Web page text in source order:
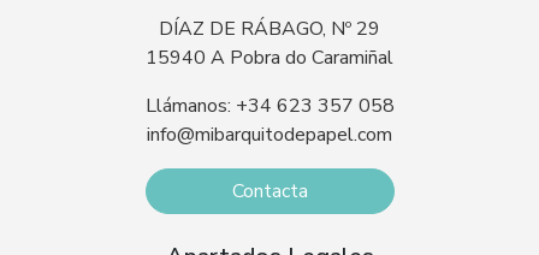
DÍAZ DE RÁBAGO, Nº 29
15940 A Pobra do Caramiñal
Llámanos: +34 623 357 058
info@mibarquitodepapel.com
Contacta